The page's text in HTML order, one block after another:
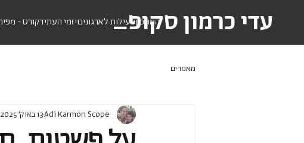
המתכוןפעילות לארגוניםיזמי העתידקורס - עדי כרמון סקופ_
מאמרים
Adi Karmon Scope13 באוק׳ 2025